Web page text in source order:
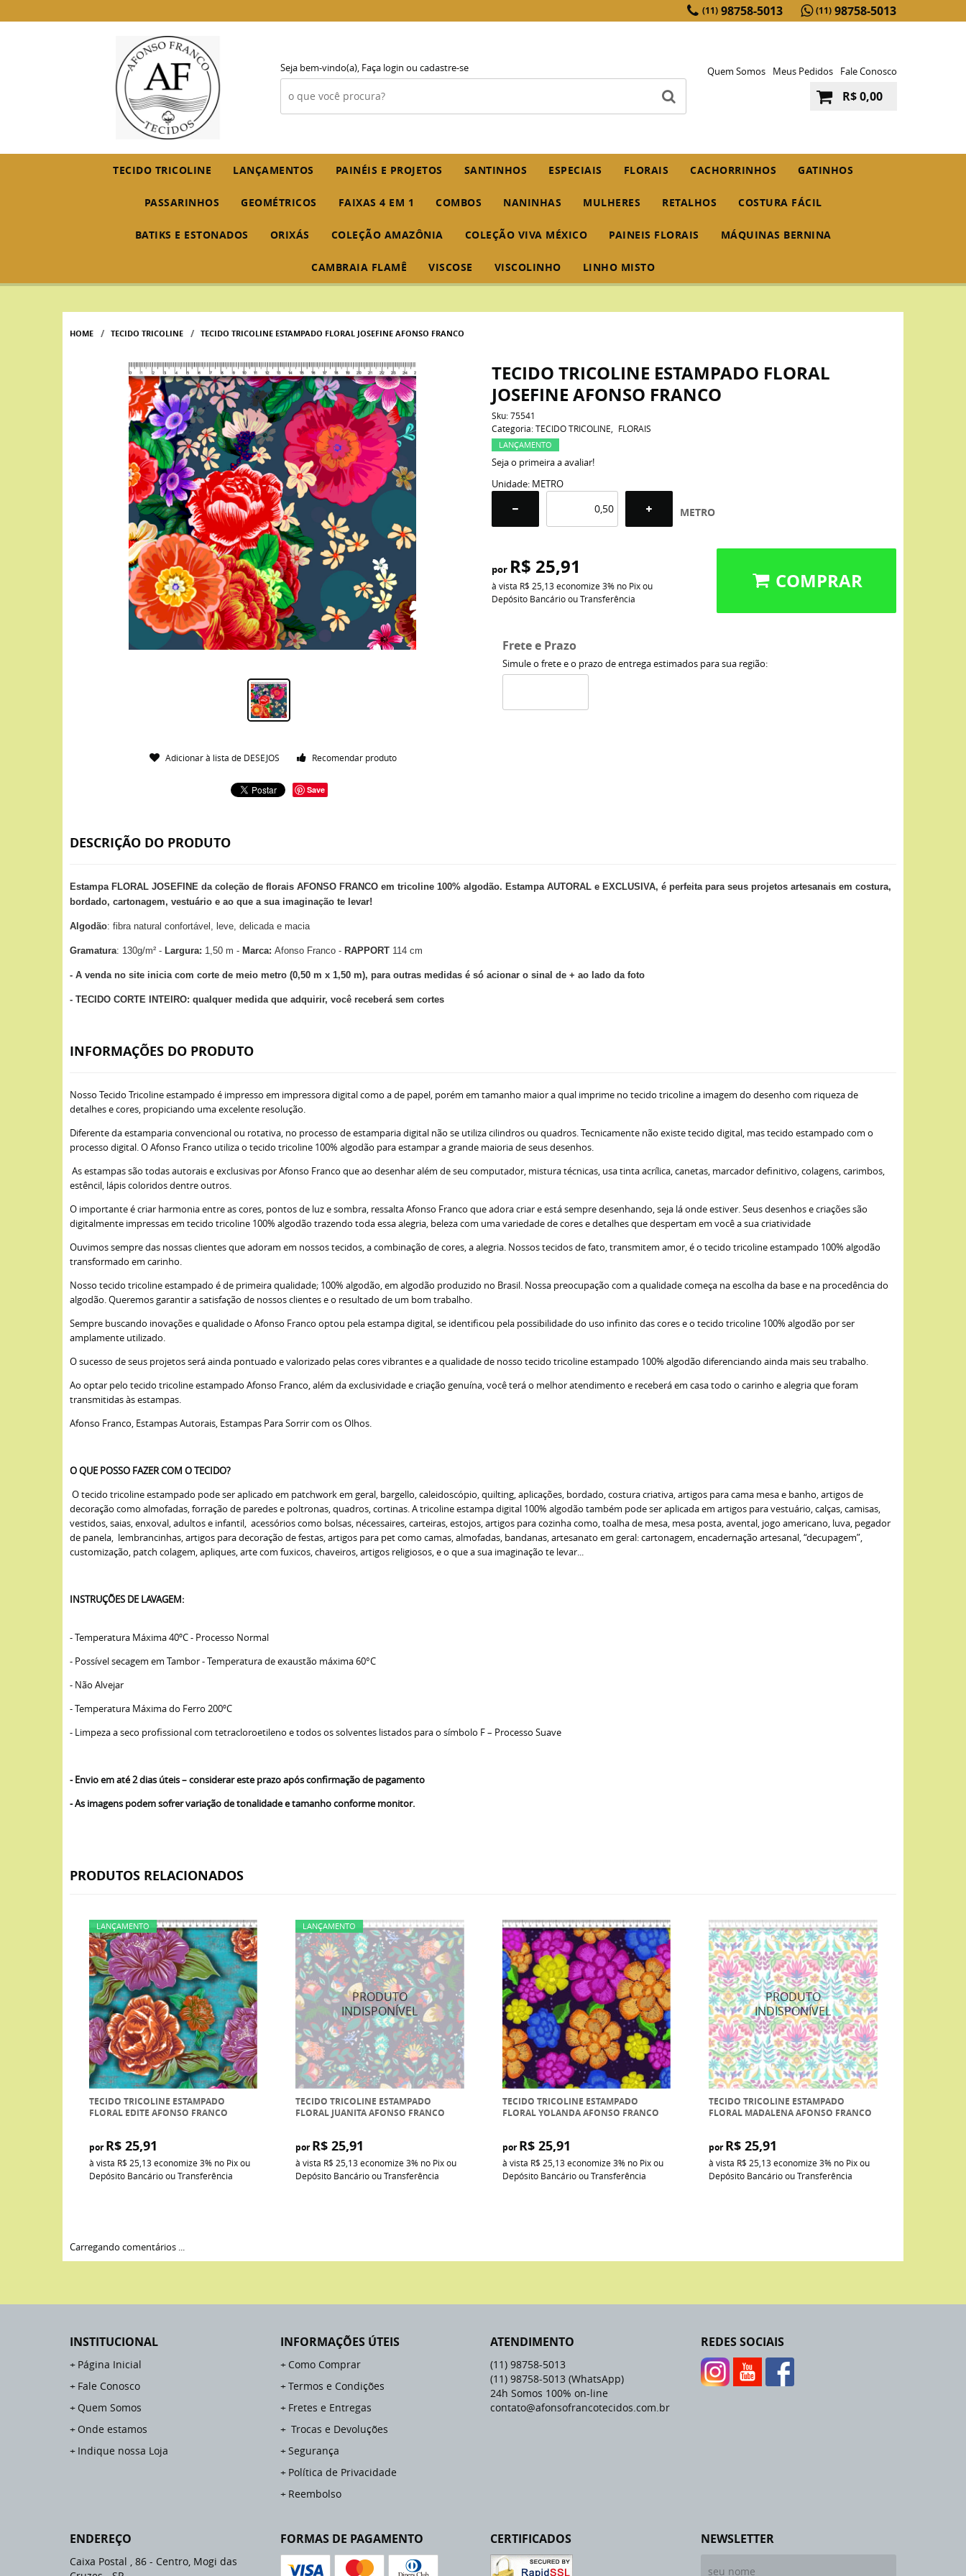
(11) 98758-5013 (11) 98758-5013
Seja bem-vindo(a), Faça login ou cadastre-se Quem Somos Meus Pedidos Fale Conosco
R$ 0,00
TECIDO TRICOLINE LANÇAMENTOS PAINÉIS E PROJETOS SANTINHOS ESPECIAIS FLORAIS CACHORRINHOS GATINHOS
PASSARINHOS GEOMÉTRICOS FAIXAS 4 EM 1 COMBOS NANINHAS MULHERES RETALHOS COSTURA FÁCIL
BATIKS E ESTONADOS ORIXÁS COLEÇÃO AMAZÔNIA COLEÇÃO VIVA MÉXICO PAINEIS FLORAIS MÁQUINAS BERNINA
CAMBRAIA FLAMÊ VISCOSE VISCOLINHO LINHO MISTO
HOME TECIDO TRICOLINE TECIDO TRICOLINE ESTAMPADO FLORAL JOSEFINE AFONSO FRANCO
Adicionar à lista de DESEJOS Recomendar produto
Save
TECIDO TRICOLINE ESTAMPADO FLORAL
JOSEFINE AFONSO FRANCO
Sku:75541
Categoria: TECIDO TRICOLINE FLORAIS
LANÇAMENTO
Seja o primeira a avaliar!
Unidade: METRO
METRO
por R$ 25,91
à vista R$ 25,13economize3% no Pix ou
Depósito Bancário ou Transferência
COMPRAR
Frete e Prazo
Simule o frete e o prazo de entrega estimados para sua região:
DESCRIÇÃO DO PRODUTO
Estampa FLORAL JOSEFINE da coleção de florais AFONSO FRANCO em tricoline 100% algodão. Estampa AUTORAL e EXCLUSIVA, é perfeita para seus projetos artesanais em costura,
bordado, cartonagem, vestuário e ao que a sua imaginação te levar!
Algodão: fibra natural confortável, leve, delicada e macia
Gramatura: 130g/m² - Largura: 1,50 m - Marca: Afonso Franco - RAPPORT 114 cm
- A venda no site inicia com corte de meio metro (0,50 m x 1,50 m), para outras medidas é só acionar o sinal de + ao lado da foto
- TECIDO CORTE INTEIRO: qualquer medida que adquirir, você receberá sem cortes
INFORMAÇÕES DO PRODUTO
Nosso Tecido Tricoline estampado é impresso em impressora digital como a de papel, porém em tamanho maior a qual imprime no tecido tricoline a imagem do desenho com riqueza de
detalhes e cores, propiciando uma excelente resolução.
Diferente da estamparia convencional ou rotativa, no processo de estamparia digital não se utiliza cilindros ou quadros. Tecnicamente não existe tecido digital, mas tecido estampado com o
processo digital. O Afonso Franco utiliza o tecido tricoline 100% algodão para estampar a grande maioria de seus desenhos.
As estampas são todas autorais e exclusivas por Afonso Franco que ao desenhar além de seu computador, mistura técnicas, usa tinta acrílica, canetas, marcador definitivo, colagens, carimbos,
estêncil, lápis coloridos dentre outros.
O importante é criar harmonia entre as cores, pontos de luz e sombra, ressalta Afonso Franco que adora criar e está sempre desenhando, seja lá onde estiver. Seus desenhos e criações são
digitalmente impressas em tecido tricoline 100% algodão trazendo toda essa alegria, beleza com uma variedade de cores e detalhes que despertam em você a sua criatividade
Ouvimos sempre das nossas clientes que adoram em nossos tecidos, a combinação de cores, a alegria. Nossos tecidos de fato, transmitem amor, é o tecido tricoline estampado 100% algodão
transformado em carinho.
Nosso tecido tricoline estampado é de primeira qualidade; 100% algodão, em algodão produzido no Brasil. Nossa preocupação com a qualidade começa na escolha da base e na procedência do
algodão. Queremos garantir a satisfação de nossos clientes e o resultado de um bom trabalho.
Sempre buscando inovações e qualidade o Afonso Franco optou pela estampa digital, se identificou pela possibilidade do uso infinito das cores e o tecido tricoline 100% algodão por ser
amplamente utilizado.
O sucesso de seus projetos será ainda pontuado e valorizado pelas cores vibrantes e a qualidade de nosso tecido tricoline estampado 100% algodão diferenciando ainda mais seu trabalho.
Ao optar pelo tecido tricoline estampado Afonso Franco, além da exclusividade e criação genuína, você terá o melhor atendimento e receberá em casa todo o carinho e alegria que foram
transmitidas às estampas.
Afonso Franco, Estampas Autorais, Estampas Para Sorrir com os Olhos.
O QUE POSSO FAZER COM O TECIDO?
O tecido tricoline estampado pode ser aplicado em patchwork em geral, bargello, caleidoscópio, quilting, aplicações, bordado, costura criativa, artigos para cama mesa e banho, artigos de
decoração como almofadas, forração de paredes e poltronas, quadros, cortinas. A tricoline estampa digital 100% algodão também pode ser aplicada em artigos para vestuário, calças, camisas,
vestidos, saias, enxoval, adultos e infantil, acessórios como bolsas, nécessaires, carteiras, estojos, artigos para cozinha como, toalha de mesa, mesa posta, avental, jogo americano, luva, pegador
de panela, lembrancinhas, artigos para decoração de festas, artigos para pet como camas, almofadas, bandanas, artesanato em geral: cartonagem, encadernação artesanal, “decupagem”,
customização, patch colagem, apliques, arte com fuxicos, chaveiros, artigos religiosos, e o que a sua imaginação te levar...
INSTRUÇÕES DE LAVAGEM:
- Temperatura Máxima 40ºC - Processo Normal
- Possível secagem em Tambor - Temperatura de exaustão máxima 60°C
- Não Alvejar
- Temperatura Máxima do Ferro 200ºC
- Limpeza a seco profissional com tetracloroetileno e todos os solventes listados para o símbolo F – Processo Suave
- Envio em até 2 dias úteis – considerar este prazo após confirmação de pagamento
- As imagens podem sofrer variação de tonalidade e tamanho conforme monitor.
PRODUTOS RELACIONADOS
LANÇAMENTO
TECIDO TRICOLINE ESTAMPADO
FLORAL EDITE AFONSO FRANCO
por R$ 25,91
à vista R$ 25,13economize3% no Pix ou
Depósito Bancário ou Transferência
LANÇAMENTO
TECIDO TRICOLINE ESTAMPADO
FLORAL JUANITA AFONSO FRANCO
por R$ 25,91
à vista R$ 25,13economize3% no Pix ou
Depósito Bancário ou Transferência
TECIDO TRICOLINE ESTAMPADO
FLORAL YOLANDA AFONSO FRANCO
por R$ 25,91
à vista R$ 25,13economize3% no Pix ou
Depósito Bancário ou Transferência
TECIDO TRICOLINE ESTAMPADO
FLORAL MADALENA AFONSO FRANCO
por R$ 25,91
à vista R$ 25,13economize3% no Pix ou
Depósito Bancário ou Transferência
Carregando comentários ...
INSTITUCIONAL
Página Inicial
Fale Conosco
Quem Somos
Onde estamos
Indique nossa Loja
INFORMAÇÕES ÚTEIS
Como Comprar
Termos e Condições
Fretes e Entregas
Trocas e Devoluções
Segurança
Política de Privacidade
Reembolso
ATENDIMENTO
(11) 98758-5013
(11) 98758-5013 (WhatsApp)
24h Somos 100% on-line
contato@afonsofrancotecidos.com.br
REDES SOCIAIS
ENDEREÇO
Caixa Postal , 86 - Centro, Mogi das
FORMAS DE PAGAMENTO CERTIFICADOS NEWSLETTER